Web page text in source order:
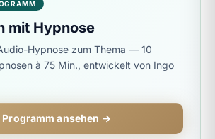
mit Hypnose
Hypnose zum Thema — 10
à 75 Min., entwickelt von Ingo
Programm ansehen →